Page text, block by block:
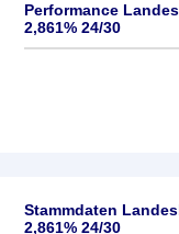
Performance
2,861% 24/30
Stammdaten
2,861% 24/30